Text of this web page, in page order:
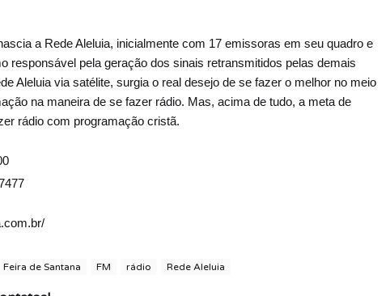
a Rede Aleluia, inicialmente com 17 emissoras em seu quadro e
responsável pela geração dos sinais retransmitidos pelas demais
Aleluia via satélite, surgia o real desejo de se fazer o melhor no meio
na maneira de se fazer rádio. Mas, acima de tudo, a meta de
rádio com programação cristã.
Feira de Santana FM rádio Rede Aleluia